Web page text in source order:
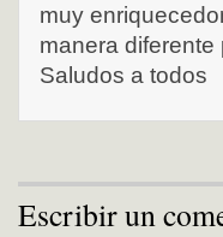
muy
manera
Saludos a todos
Escribir un